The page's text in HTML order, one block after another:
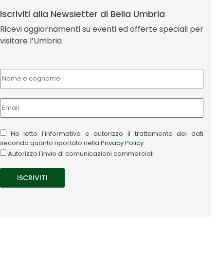
Iscriviti alla Newsletter di Bella Umbria
Ricevi aggiornamenti su eventi ed offerte speciali per
visitare l’Umbria
Ho letto l'informativa e autorizzo il trattamento dei dati
secondo quanto riportato nella Privacy Policy
Autorizzo l'invio di comunicazioni commerciali